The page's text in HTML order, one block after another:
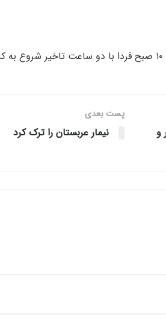
|برنت 83 دلار و
پست‌ بعدی
نیمار عربستان را ترک کرد